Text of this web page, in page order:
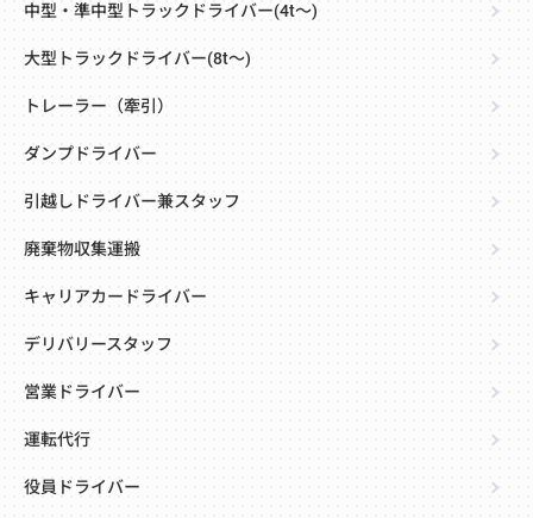
中型・準中型トラックドライバー(4t～)
大型トラックドライバー(8t～)
トレーラー（牽引）
ダンプドライバー
引越しドライバー兼スタッフ
廃棄物収集運搬
キャリアカードライバー
デリバリースタッフ
営業ドライバー
運転代行
役員ドライバー